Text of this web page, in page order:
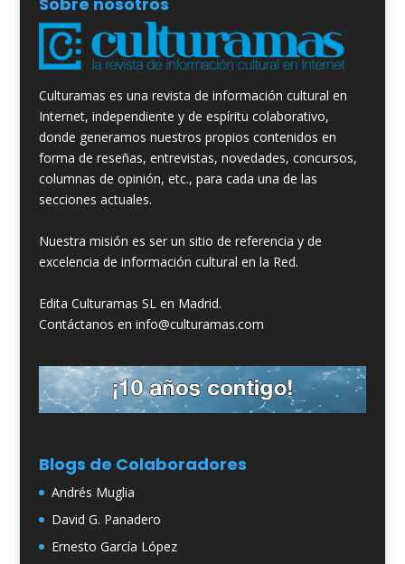
Culturamas es una revista de información cultural en
Internet, independiente y de espíritu colaborativo,
donde generamos nuestros propios contenidos en
forma de reseñas, entrevistas, novedades, concursos,
columnas de opinión, etc., para cada una de las
secciones actuales.
Nuestra misión es ser un sitio de referencia y de
excelencia de información cultural en la Red.
Edita Culturamas SL en Madrid.
Contáctanos en info@culturamas.com
Blogs de Colaboradores
Andrés Muglia
David G. Panadero
Ernesto García López